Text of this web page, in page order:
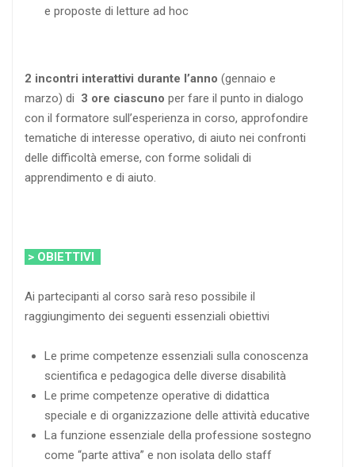
e proposte di letture ad hoc
2 incontri interattivi durante l’anno (gennaio e
marzo) di 3 ore ciascuno per fare il punto in dialogo
con il formatore sull’esperienza in corso, approfondire
tematiche di interesse operativo, di aiuto nei confronti
delle difficoltà emerse, con forme solidali di
apprendimento e di aiuto.
> OBIETTIVI
Ai partecipanti al corso sarà reso possibile il
raggiungimento dei seguenti essenziali obiettivi
Le prime competenze essenziali sulla conoscenza
scientifica e pedagogica delle diverse disabilità
Le prime competenze operative di didattica
speciale e di organizzazione delle attività educative
La funzione essenziale della professione sostegno
come “parte attiva” e non isolata dello staff